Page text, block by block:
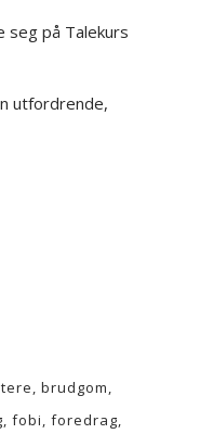
seg på Talekurs
utfordrende,
brudgom
fobi foredrag